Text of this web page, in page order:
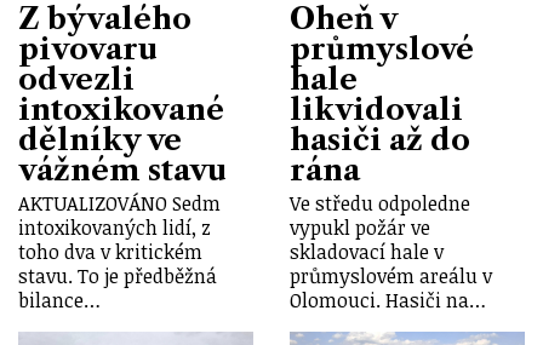
Z bývalého
pivovaru
odvezli
intoxikované
dělníky ve
vážném stavu
AKTUALIZOVÁNO Sedm
intoxikovaných lidí, z
toho dva v kritickém
stavu. To je předběžná
bilance…
Oheň v
průmyslové
hale
likvidovali
hasiči až do
rána
Ve středu odpoledne
vypukl požár ve
skladovací hale v
průmyslovém areálu v
Olomouci. Hasiči na…